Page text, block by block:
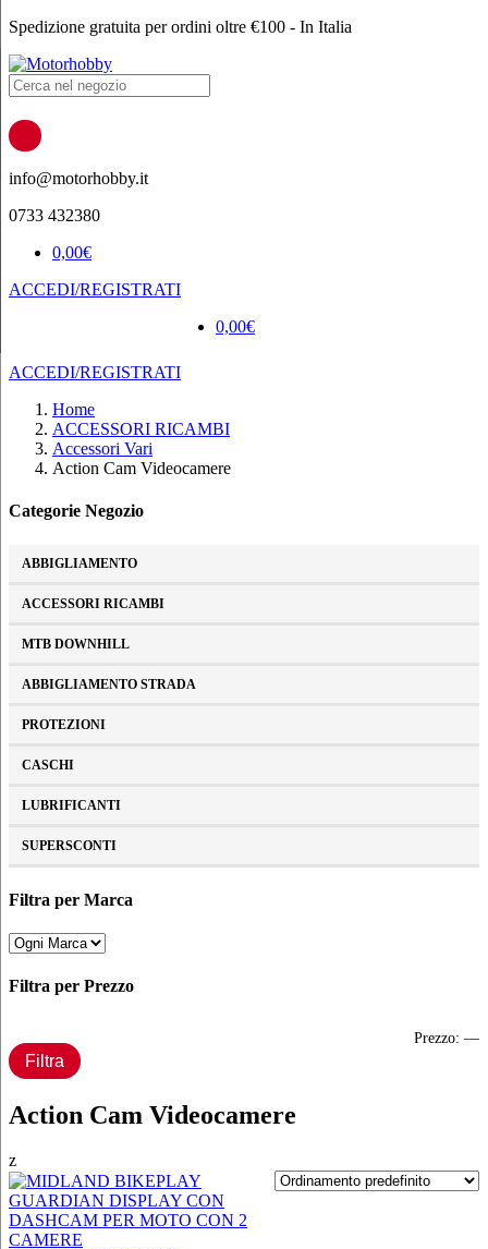
Spedizione gratuita per ordini oltre €100 - In Italia
Products
search
info@motorhobby.it
0733 432380
0,00€
ACCEDI/REGISTRATI
0,00€
ACCEDI/REGISTRATI
Home
ACCESSORI RICAMBI
Accessori Vari
Action Cam Videocamere
Categorie Negozio
ABBIGLIAMENTO
ACCESSORI RICAMBI
MTB DOWNHILL
ABBIGLIAMENTO STRADA
PROTEZIONI
CASCHI
LUBRIFICANTI
SUPERSCONTI
Filtra per Marca
Filtra per Prezzo
Filtra
Prezzo: —
Action Cam Videocamere
z